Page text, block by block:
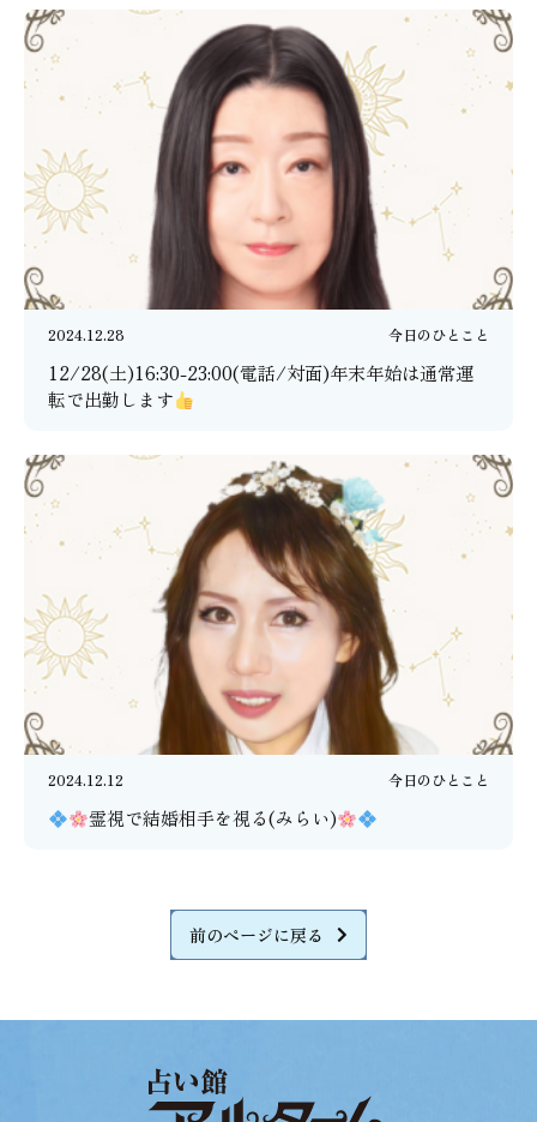
2024.12.28 今日のひとこと
12/28(土)16:30-23:00(電話/対面)年末年始は通常運
転で出勤します
2024.12.12 今日のひとこと
霊視で結婚相手を視る(みらい)
前のページに戻る